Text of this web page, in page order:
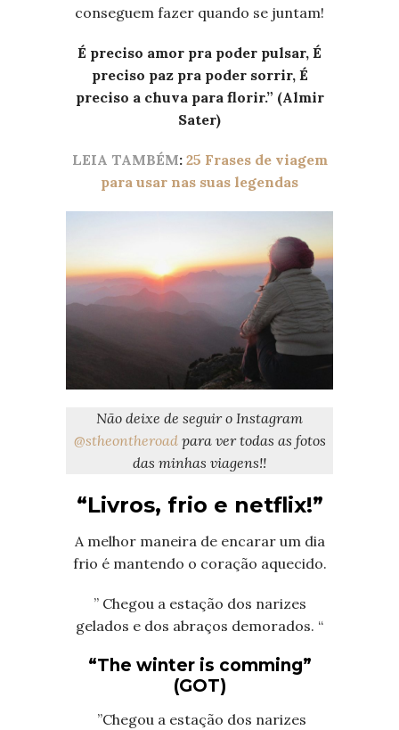
conseguem fazer quando se juntam!
É preciso amor pra poder pulsar, É
preciso paz pra poder sorrir, É
preciso a chuva para florir.” (Almir
Sater)
LEIA TAMBÉM: 25 Frases de viagem
para usar nas suas legendas
Não deixe de seguir o Instagram
@stheontheroadpara ver todas as fotos
das minhas viagens!!
“Livros, frio e netflix!”
A melhor maneira de encarar um dia
frio é mantendo o coração aquecido.
” Chegou a estação dos narizes
gelados e dos abraços demorados. “
“The winter is comming”
(GOT)
”Chegou a estação dos narizes